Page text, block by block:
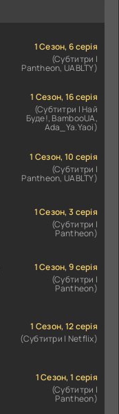
1 Сезон, 6 серія
(Субтитри |
Pantheon, UABLTY)
1 Сезон, 16 серія
(Субтитри | Най
Буде!, BambooUA,
Ada_Ya.Yaoi)
1 Сезон, 10 серія
(Субтитри |
Pantheon, UABLTY)
1 Сезон, 3 серія
(Субтитри |
Pantheon)
1 Сезон, 9 серія
(Субтитри |
Pantheon)
1 Сезон, 12 серія
(Субтитри | Netflix)
1 Сезон, 1 серія
(Субтитри |
Pantheon)